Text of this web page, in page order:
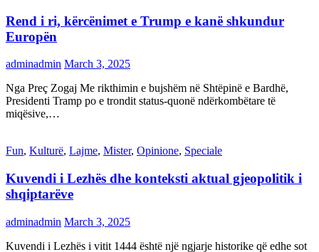
Rend i ri, kërcënimet e Trump e kanë shkundur
Europën
adminadmin March 3, 2025
Nga Preç Zogaj Me rikthimin e bujshëm në Shtëpinë e Bardhë,
Presidenti Tramp po e trondit status-quonë ndërkombëtare të
miqësive,…
Fun, Kulturë, Lajme, Mister, Opinione, Speciale
Kuvendi i Lezhës dhe konteksti aktual gjeopolitik i
shqiptarëve
adminadmin March 3, 2025
Kuvendi i Lezhës i vitit 1444 është një ngjarje historike që edhe sot